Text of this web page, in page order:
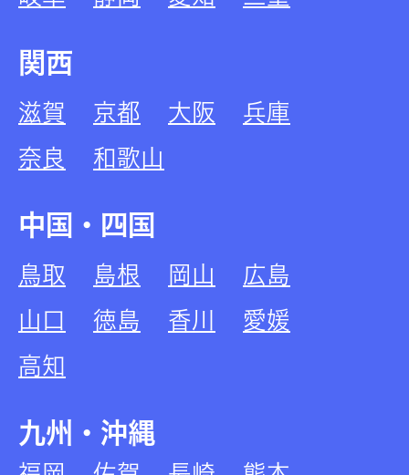
関西
滋賀 京都 大阪
兵庫
奈良
和歌山
中国・四国
鳥取 島根 岡山
広島
山口
徳島 香川
愛媛
高知
九州・沖縄